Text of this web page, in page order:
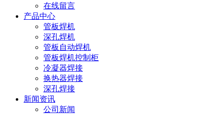
在线留言
产品中心
管板焊机
深孔焊机
管板自动焊机
管板焊机控制柜
冷凝器焊接
换热器焊接
深孔焊接
新闻资讯
公司新闻